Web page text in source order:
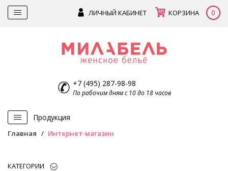
ЛИЧНЫЙ КАБИНЕТ КОРЗИНА 0
+7 (495) 287-98-98
По рабочим дням с 10 до 18 часов
Продукция
Главная Интернет-магазин
КАТЕГОРИИ